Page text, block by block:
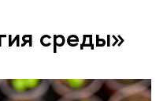
среды»